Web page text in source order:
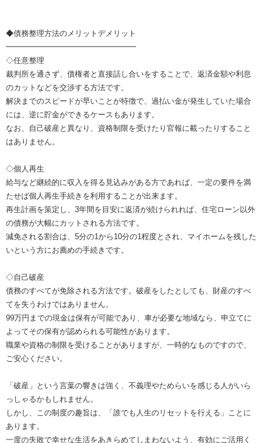
◆債務整理方法のメリットデメリット
━━━━━━━━━━━━━━━━━
◇任意整理
裁判所を通さず、債権者と直接話し合いをすることで、返済金額や利息
のカットなどを交渉する方法です。
解決までのスピードが早いことが特徴で、過払い金が発生していた場合
には、逆に貯金ができるケースもあります。
なお、自己破産と異なり、資格制限を受けたり官報に載ったりすること
はありません。
◇個人再生
給与など継続的に収入を得る見込みがある方であれば、一定の要件を満
たせば個人再生手続きを利用することが出来ます。
再生計画を策定し、3年間を目安に返済が続けられれば、住宅ローン以外
の債務が大幅にカットされる方法です。
減免される割合は、5分の1から10分の1程度とされ、マイホームを残した
いという方にお薦めの手続きです。
◇自己破産
債務のすべてが免除される方法です。破産をしたとしても、財産のすべ
てを失うわけではありません。
99万円までの現金は保有が可能であり、車が必要な地域なら、申立てに
よってその保有が認められる可能性があります。
職業や資格の制限を受けることがありますが、一時的なものですので、
ご安心ください。
「破産」という言葉の響きは強く、不義理やためらいを感じる人がいら
っしゃるかもしれません。
しかし、この制度の趣旨は、「誰でも人生のリセットを行える」ことに
あります。
一度の失敗で幸せな生活をあきらめてしまわないよう、有効にご活用く